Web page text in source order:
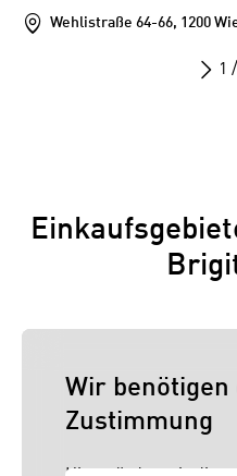
Wehlistraße 64-66, 1200
1
Wir benötigen
Zustimmung